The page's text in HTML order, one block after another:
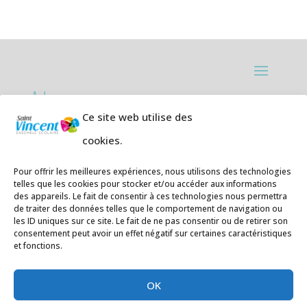
Ce site web utilise des
cookies.
Pour offrir les meilleures expériences, nous utilisons des technologies
telles que les cookies pour stocker et/ou accéder aux informations
des appareils. Le fait de consentir à ces technologies nous permettra
de traiter des données telles que le comportement de navigation ou
les ID uniques sur ce site. Le fait de ne pas consentir ou de retirer son
consentement peut avoir un effet négatif sur certaines caractéristiques
et fonctions.
OK
Adresses:
Ecole primaire de la Plage,
Téléphone05 59 20 67 28
Collège Hendaye ville,1 rue de la
Libération 64700 Hendaye
Téléphone 05 59 48 89 00
E-mail:secretariat@saintvincent.eus